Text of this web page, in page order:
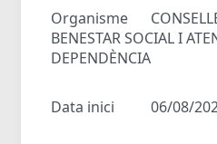
Organisme
BENESTAR SOCIAL I
DEPENDÈNCIA
Data inici 06/08/